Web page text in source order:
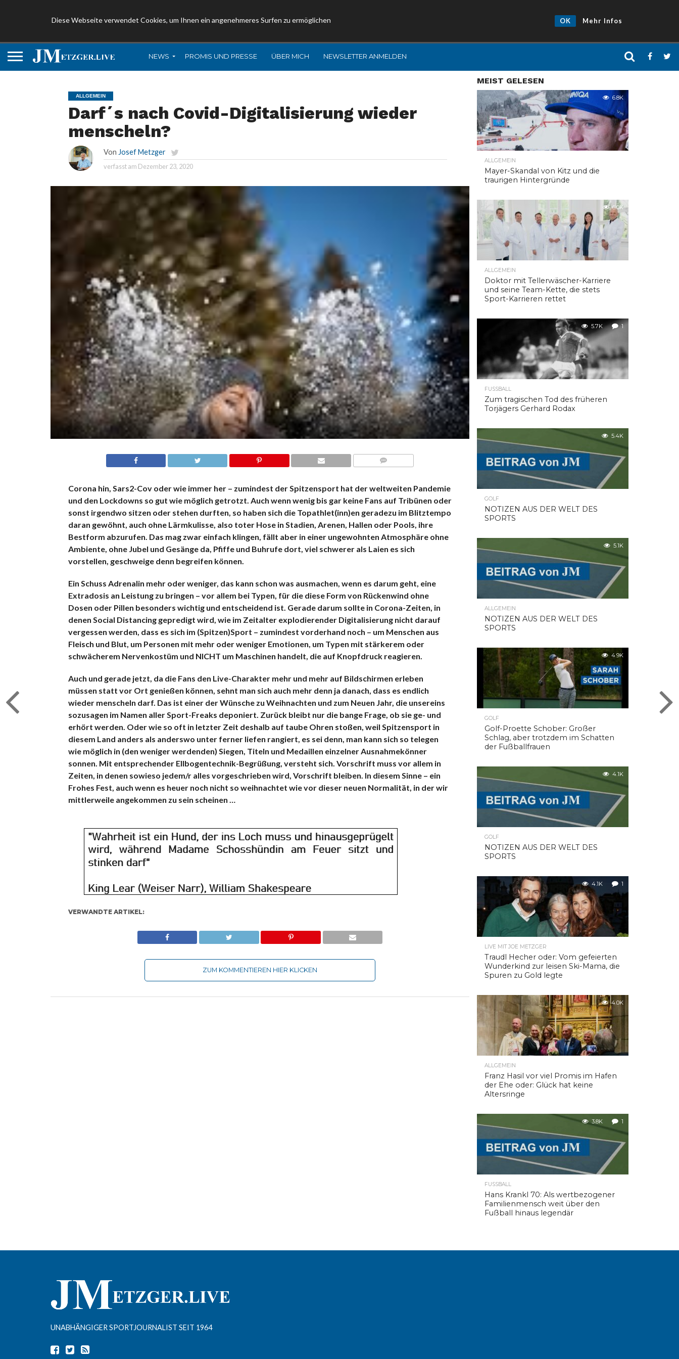
Diese Webseite verwendet Cookies, um Ihnen ein angenehmeres Surfen zu ermöglichen OK Mehr Infos
NEWS PROMIS UND PRESSE ÜBER MICH NEWSLETTER ANMELDEN
ALLGEMEIN
Darf´s nach Covid-Digitalisierung wieder
menscheln?
Von Josef Metzger
verfasst am Dezember 23, 2020
Corona hin, Sars2-Cov oder wie immer her – zumindest der Spitzensport hat der weltweiten Pandemie
und den Lockdowns so gut wie möglich getrotzt. Auch wenn wenig bis gar keine Fans auf Tribünen oder
sonst irgendwo sitzen oder stehen durften, so haben sich die Topathlet(inn)en geradezu im Blitztempo
daran gewöhnt, auch ohne Lärmkulisse, also toter Hose in Stadien, Arenen, Hallen oder Pools, ihre
Bestform abzurufen. Das mag zwar einfach klingen, fällt aber in einer ungewohnten Atmosphäre ohne
Ambiente, ohne Jubel und Gesänge da, Pfiffe und Buhrufe dort, viel schwerer als Laien es sich
vorstellen, geschweige denn begreifen können.
Ein Schuss Adrenalin mehr oder weniger, das kann schon was ausmachen, wenn es darum geht, eine
Extradosis an Leistung zu bringen – vor allem bei Typen, für die diese Form von Rückenwind ohne
Dosen oder Pillen besonders wichtig und entscheidend ist. Gerade darum sollte in Corona-Zeiten, in
denen Social Distancing gepredigt wird, wie im Zeitalter explodierender Digitalisierung nicht darauf
vergessen werden, dass es sich im (Spitzen)Sport – zumindest vorderhand noch – um Menschen aus
Fleisch und Blut, um Personen mit mehr oder weniger Emotionen, um Typen mit stärkerem oder
schwächerem Nervenkostüm und NICHT um Maschinen handelt, die auf Knopfdruck reagieren.
Auch und gerade jetzt, da die Fans den Live-Charakter mehr und mehr auf Bildschirmen erleben
müssen statt vor Ort genießen können, sehnt man sich auch mehr denn ja danach, dass es endlich
wieder menscheln darf. Das ist einer der Wünsche zu Weihnachten und zum Neuen Jahr, die unsereins
sozusagen im Namen aller Sport-Freaks deponiert. Zurück bleibt nur die bange Frage, ob sie ge- und
erhört werden. Oder wie so oft in letzter Zeit deshalb auf taube Ohren stoßen, weil Spitzensport in
diesem Land anders als anderswo unter ferner liefen rangiert, es sei denn, man kann sich so telegen
wie möglich in (den weniger werdenden) Siegen, Titeln und Medaillen einzelner Ausnahmekönner
sonnen. Mit entsprechender Ellbogentechnik-Begrüßung, versteht sich. Vorschrift muss vor allem in
Zeiten, in denen sowieso jedem/r alles vorgeschrieben wird, Vorschrift bleiben. In diesem Sinne – ein
Frohes Fest, auch wenn es heuer noch nicht so weihnachtet wie vor dieser neuen Normalität, in der wir
mittlerweile angekommen zu sein scheinen …
VERWANDTE ARTIKEL:
ZUM KOMMENTIEREN HIER KLICKEN
MEIST GELESEN
6.8K
ALLGEMEIN
Mayer-Skandal von Kitz und die
traurigen Hintergründe
6.0K
ALLGEMEIN
Doktor mit Tellerwäscher-Karriere
und seine Team-Kette, die stets
Sport-Karrieren rettet
5.7K 1
FUSSBALL
Zum tragischen Tod des früheren
Torjägers Gerhard Rodax
5.4K
GOLF
NOTIZEN AUS DER WELT DES
SPORTS
5.1K
ALLGEMEIN
NOTIZEN AUS DER WELT DES
SPORTS
4.9K
GOLF
Golf-Proette Schober: Großer
Schlag, aber trotzdem im Schatten
der Fußballfrauen
4.1K
GOLF
NOTIZEN AUS DER WELT DES
SPORTS
4.1K 1
LIVE MIT JOE METZGER
Traudl Hecher oder: Vom gefeierten
Wunderkind zur leisen Ski-Mama, die
Spuren zu Gold legte
4.0K
ALLGEMEIN
Franz Hasil vor viel Promis im Hafen
der Ehe oder: Glück hat keine
Altersringe
3.8K 1
FUSSBALL
Hans Krankl 70: Als wertbezogener
Familienmensch weit über den
Fußball hinaus legendär
UNABHÄNGIGER SPORTJOURNALIST SEIT 1964